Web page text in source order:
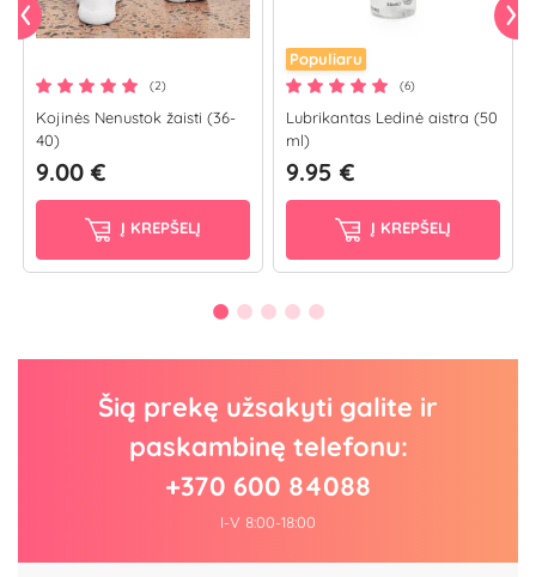
(2)
Kojinės Nenustok žaisti (36-
40)
9.00 €
Į KREPŠELĮ
Populiaru
(6)
Lubrikantas Ledinė aistra (50
ml)
9.95 €
Į KREPŠELĮ
Šią prekę užsakyti galite ir
paskambinę telefonu:
+370 600 84088
I-V 8:00-18:00